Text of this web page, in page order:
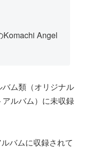
Komachi Angel
ム類（オリジナル
ルバム）に未収録
バムに収録されて